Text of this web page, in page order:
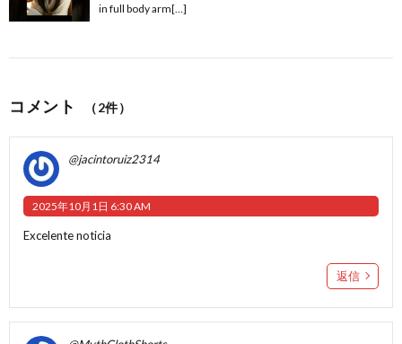
in full body arm[…]
コメント （2件）
@jacintoruiz2314
2025年10月1日 6:30 AM
Excelente noticia
返信